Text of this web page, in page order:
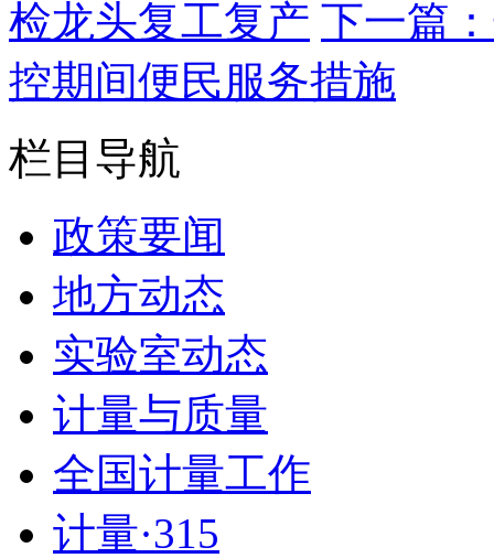
检龙头复工复产 下一篇
控期间便民服务措施
栏目导航
政策要闻
地方动态
实验室动态
计量与质量
全国计量工作
计量·315